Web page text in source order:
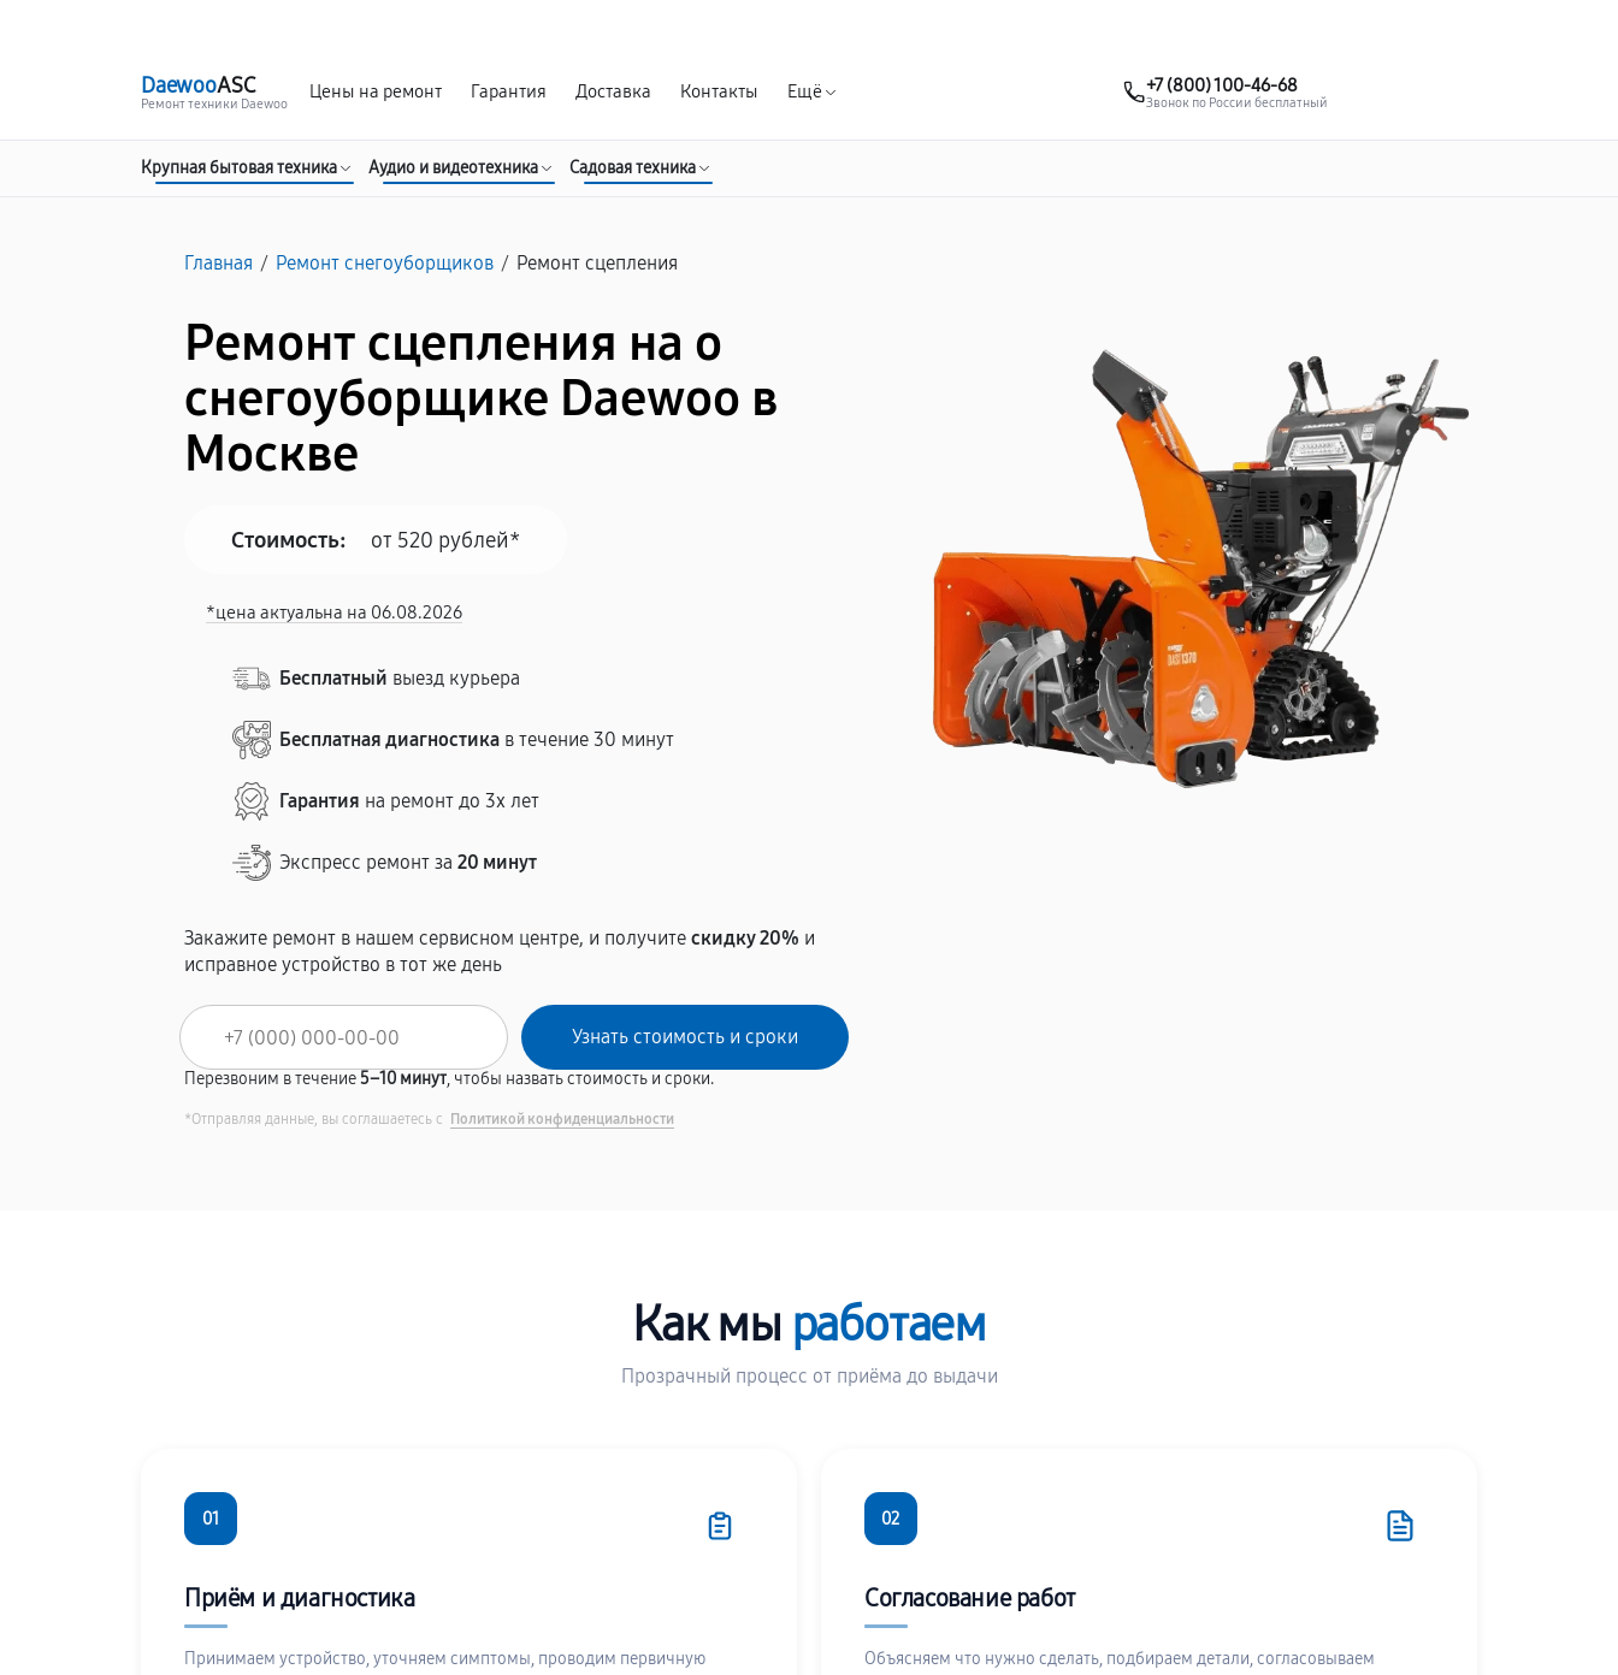
DaewooASC
Ремонт техники Daewoo
Цены на ремонт Гарантия Доставка Контакты Ещё +7 (800) 100-46-68
Звонок по России бесплатный
Крупная бытовая техника Аудио и видеотехника Садовая техника
Главная / Ремонт снегоуборщиков / Ремонт сцепления
Ремонт сцепления на о
снегоуборщике Daewoo в
Москве
Стоимость: от 520 рублей*
*цена актуальна на 06.08.2026
Бесплатный выезд курьера
Бесплатная диагностика в течение 30 минут
Гарантия на ремонт до 3х лет
Экспресс ремонт за20 минут
Закажите ремонт в нашем сервисном центре, и получитескидку 20% и
исправное устройство в тот же день
Перезвоним в течение5–10 минут, чтобы назвать стоимость и сроки.
*Отправляя данные, вы соглашаетесь с Политикой конфиденциальности
Как мы работаем
Прозрачный процесс от приёма до выдачи
01
Приём и диагностика
Принимаем устройство, уточняем симптомы, проводим первичную
02
Согласование работ
Объясняем что нужно сделать, подбираем детали, согласовываем